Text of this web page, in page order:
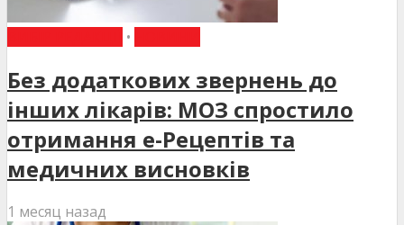
•
Без додаткових звернень до
інших лікарів: МОЗ спростило
отримання е-Рецептів та
медичних висновків
1 месяц назад